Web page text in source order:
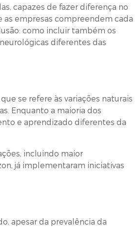
capazes de fazer diferença no
as empresas compreendem cada
como incluir também os
diferentes das
que se refere às variações naturais
Enquanto a maioria dos
e aprendizado diferentes da
incluindo maior
já implementaram iniciativas
apesar da prevalência da